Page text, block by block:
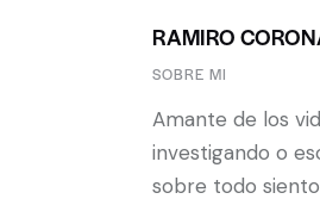
RAMIRO
SOBRE MI
Amante de los
investigando o
sobre todo